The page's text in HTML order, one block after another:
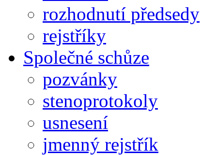
rozhodnutí předsedy
rejstříky
Společné schůze
pozvánky
stenoprotokoly
usnesení
jmenný rejstřík